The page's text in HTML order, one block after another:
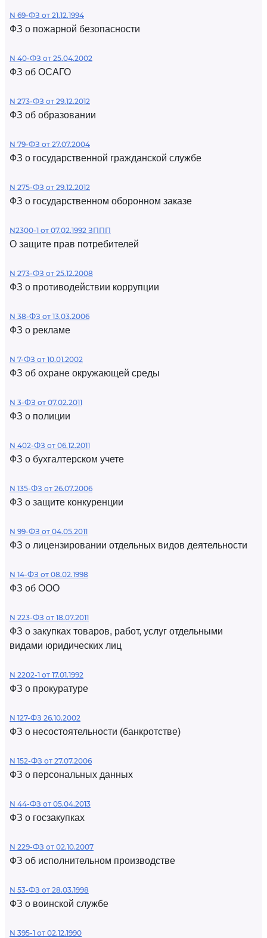
N 69-ФЗ от 21.12.1994
ФЗ о пожарной безопасности
N 40-ФЗ от 25.04.2002
ФЗ об ОСАГО
N 273-ФЗ от 29.12.2012
ФЗ об образовании
N 79-ФЗ от 27.07.2004
ФЗ о государственной гражданской службе
N 275-ФЗ от 29.12.2012
ФЗ о государственном оборонном заказе
N2300-1 от 07.02.1992 ЗППП
О защите прав потребителей
N 273-ФЗ от 25.12.2008
ФЗ о противодействии коррупции
N 38-ФЗ от 13.03.2006
ФЗ о рекламе
N 7-ФЗ от 10.01.2002
ФЗ об охране окружающей среды
N 3-ФЗ от 07.02.2011
ФЗ о полиции
N 402-ФЗ от 06.12.2011
ФЗ о бухгалтерском учете
N 135-ФЗ от 26.07.2006
ФЗ о защите конкуренции
N 99-ФЗ от 04.05.2011
ФЗ о лицензировании отдельных видов деятельности
N 14-ФЗ от 08.02.1998
ФЗ об ООО
N 223-ФЗ от 18.07.2011
ФЗ о закупках товаров, работ, услуг отдельными
видами юридических лиц
N 2202-1 от 17.01.1992
ФЗ о прокуратуре
N 127-ФЗ 26.10.2002
ФЗ о несостоятельности (банкротстве)
N 152-ФЗ от 27.07.2006
ФЗ о персональных данных
N 44-ФЗ от 05.04.2013
ФЗ о госзакупках
N 229-ФЗ от 02.10.2007
ФЗ об исполнительном производстве
N 53-ФЗ от 28.03.1998
ФЗ о воинской службе
N 395-1 от 02.12.1990